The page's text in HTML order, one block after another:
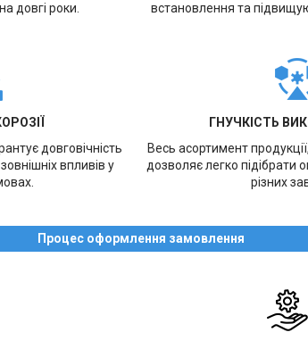
довгі роки.
встановлення та
ГНУЧКІСТЬ
довговічність
впливів у
Весь асортимент
дозволяє легко підібрати
різних
Процес оформлення замовлення